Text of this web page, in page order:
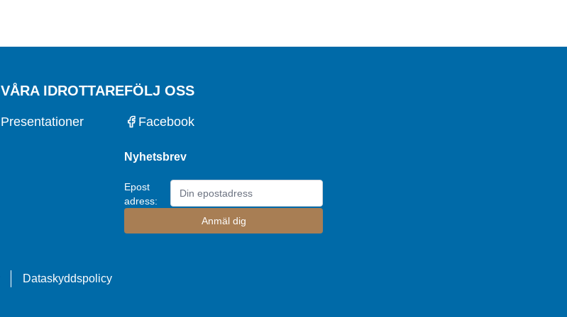
VÅRA IDROTTARE
Presentationer
FÖLJ OSS
Facebook
Nyhetsbrev
Epost
adress:
Dataskyddspolicy